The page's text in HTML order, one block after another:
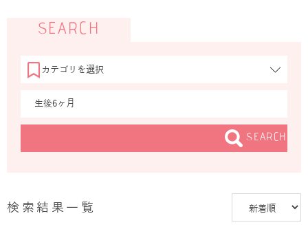
SEARCH
SEARCH
検索結果一覧